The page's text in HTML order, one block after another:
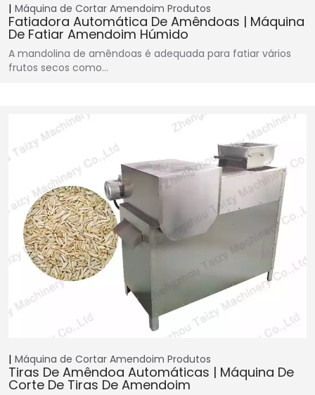
Máquina de Cortar Amendoim Produtos
Fatiadora Automática De Amêndoas | Máquina
De Fatiar Amendoim Húmido
A mandolina de amêndoas é adequada para fatiar vários
frutos secos como…
Máquina de Cortar Amendoim Produtos
Tiras De Amêndoa Automáticas | Máquina De
Corte De Tiras De Amendoim